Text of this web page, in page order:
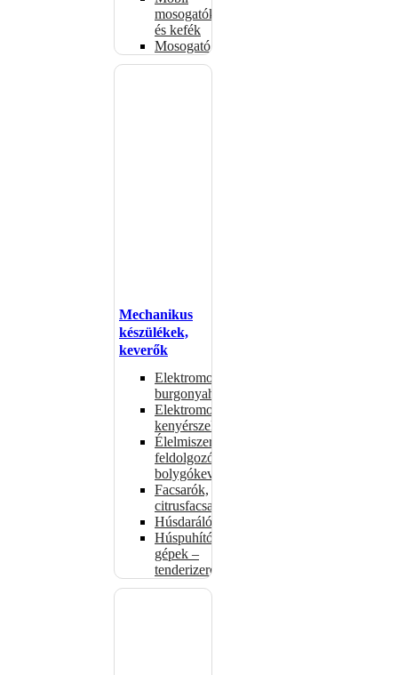
mosogatók
és kefék
Mosogatógépkosarak
Mechanikus
készülékek,
keverők
Elektromos
burgonyahámozók
Elektromos
kenyérszeletelők
Élelmiszer-
feldolgozók –
bolygókeverők
Facsarók,
citrusfacsarók
Húsdarálók
Húspuhító
gépek –
tenderizerek